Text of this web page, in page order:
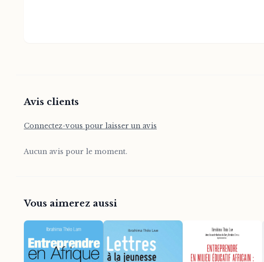
Avis clients
Connectez-vous pour laisser un avis
Aucun avis pour le moment.
Vous aimerez aussi